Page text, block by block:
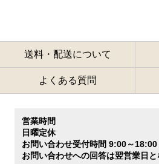
送料・配送について
よくある質問
営業時間
日曜定休
お問い合わせ受付時間 9:00～18:00
お問い合わせへの回答は翌営業日と